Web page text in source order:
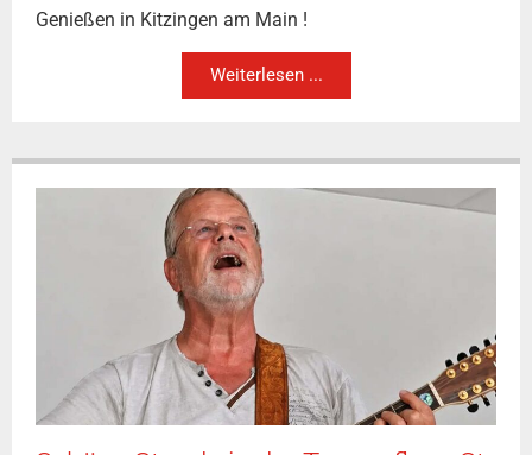
Genießen in Kitzingen am Main !
Weiterlesen ...